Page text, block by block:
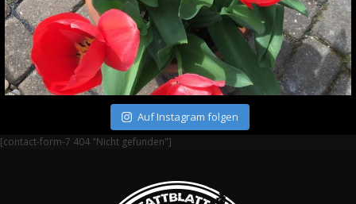
Auf Instagram folgen
[contact-form-7 404 "Nicht gefunden"]